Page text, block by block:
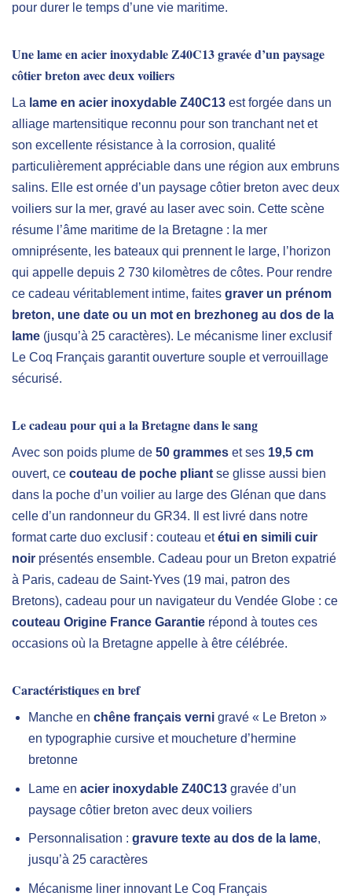
pour durer le temps d’une vie maritime.
Une lame en acier inoxydable Z40C13 gravée d’un paysage
côtier breton avec deux voiliers
La lame en acier inoxydable Z40C13 est forgée dans un
alliage martensitique reconnu pour son tranchant net et
son excellente résistance à la corrosion, qualité
particulièrement appréciable dans une région aux embruns
salins. Elle est ornée d’un paysage côtier breton avec deux
voiliers sur la mer, gravé au laser avec soin. Cette scène
résume l’âme maritime de la Bretagne : la mer
omniprésente, les bateaux qui prennent le large, l’horizon
qui appelle depuis 2 730 kilomètres de côtes. Pour rendre
ce cadeau véritablement intime, faites graver un prénom
breton, une date ou un mot en brezhoneg au dos de la
lame (jusqu’à 25 caractères). Le mécanisme liner exclusif
Le Coq Français garantit ouverture souple et verrouillage
sécurisé.
Le cadeau pour qui a la Bretagne dans le sang
Avec son poids plume de 50 grammes et ses 19,5 cm
ouvert, ce couteau de poche pliant se glisse aussi bien
dans la poche d’un voilier au large des Glénan que dans
celle d’un randonneur du GR34. Il est livré dans notre
format carte duo exclusif : couteau etétui en simili cuir
noir présentés ensemble. Cadeau pour un Breton expatrié
à Paris, cadeau de Saint-Yves (19 mai, patron des
Bretons), cadeau pour un navigateur du Vendée Globe : ce
couteau Origine France Garantie répond à toutes ces
occasions où la Bretagne appelle à être célébrée.
Caractéristiques en bref
Manche en chêne français vernigravé « Le Breton »
en typographie cursive et moucheture d’hermine
bretonne
Lame en acier inoxydable Z40C13gravée d’un
paysage côtier breton avec deux voiliers
Personnalisation : gravure texte au dos de la lame,
jusqu’à 25 caractères
Mécanisme liner innovant Le Coq Français